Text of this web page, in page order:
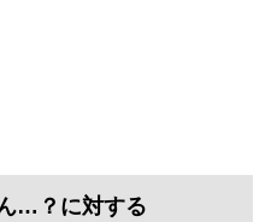
…？に対する